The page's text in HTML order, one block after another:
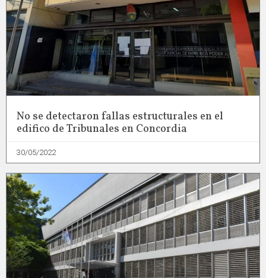
No se detectaron fallas estructurales en el
edifico de Tribunales en Concordia
30/05/2022